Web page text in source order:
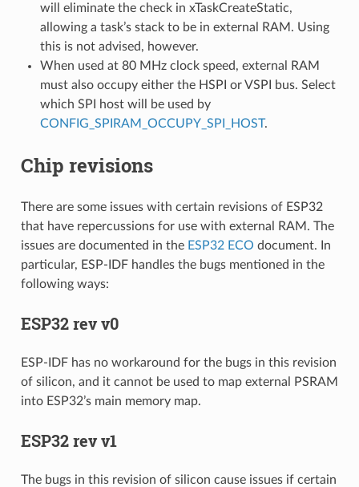
will eliminate the check in xTaskCreateStatic,
allowing a task’s stack to be in external RAM. Using
this is not advised, however.
When used at 80 MHz clock speed, external RAM
must also occupy either the HSPI or VSPI bus. Select
which SPI host will be used by
CONFIG_SPIRAM_OCCUPY_SPI_HOST.
Chip revisions
There are some issues with certain revisions of ESP32
that have repercussions for use with external RAM. The
issues are documented in the ESP32 ECO document. In
particular, ESP-IDF handles the bugs mentioned in the
following ways:
ESP32 rev v0
ESP-IDF has no workaround for the bugs in this revision
of silicon, and it cannot be used to map external PSRAM
into ESP32’s main memory map.
ESP32 rev v1
The bugs in this revision of silicon cause issues if certain